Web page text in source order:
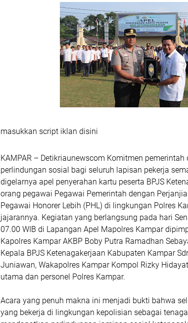
masukkan script iklan disini
KAMPAR – Detikriaunewscom Komitmen
perlindungan sosial bagi seluruh lapisan pekerja
digelarnya apel penyerahan kartu peserta BPJS
orang pegawai Pegawai Pemerintah dengan
Pegawai Honorer Lebih (PHL) di lingkungan Polres
jajarannya. Kegiatan yang berlangsung pada hari
07.00 WIB di Lapangan Apel Mapolres Kampar
Kapolres Kampar AKBP Boby Putra Ramadhan
Kepala BPJS Ketenagakerjaan Kabupaten Kampar
Juniawan, Wakapolres Kampar Kompol Rizky
utama dan personel Polres Kampar.
Acara yang penuh makna ini menjadi bukti bahwa
yang bekerja di lingkungan kepolisian sebagai